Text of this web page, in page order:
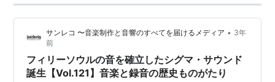
サンレコ 〜音楽制作と音響のすべてを届けるメディア • 3年
前
フィリーソウルの音を確立したシグマ・サウンド
誕生【Vol.121】音楽と録音の歴史ものがたり